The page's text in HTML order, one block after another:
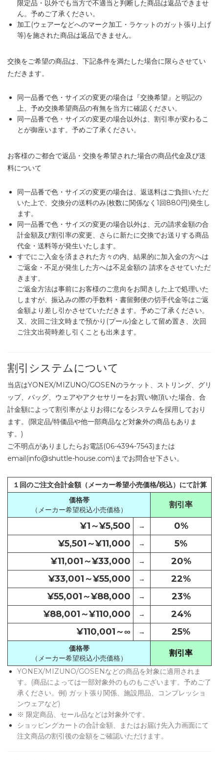
限定品・以外でも当方で不適当と判断した商品は返品できませ
ん。予めご了承ください。
加工(ウェアーなどへのマーク加工・ラケットのガット張り上げ
等)を施された商品は返品できません。
交換をご希望の商品は、下記条件を満たした場合に限らさせてい
ただきます。
同一品番で色・サイズの変更の場合は『交換希望』と明記の
上、予め交換希望商品の有無を当方に確認ください。
同一品番で色・サイズの変更の場合以外は、割引率が変わるこ
とが御座います。予めご了承ください。
お客様のご都合で返品・交換を希望された場合の商品代金及び送
料について
同一品番で色・サイズの変更の場合は、返送料はご負担いただ
いた上で、交換分の送料のみ(枚数に関係なく1回880円)発生し
ます。
同一品番で色・サイズの変更の場合以外は、元の請求金額の合
計金額及び割引率の変更、さらに新たに交換でお送りする商品
代金・送料等が発生いたします。
すでにご入金を済まされた方々の内、結果的に加入金の方へは
ご返金・不足が発生した方へは不足金額の 請求をさせていただ
きます。
ご返金方法は事前にお客様のご意向をお聞きした上で処理いた
しますが、振込みの際の手数料・書留郵便の切手代金等はご返
金額より差し引かさせていただきます。予めご了承ください。
又、次回ご注文時まで預かり(プール)金として留め置き、次回
ご注文出荷時差し引くことも出来ます。
割引システムについて
当店はYONEX/MIZUNO/GOSENのラケット、ストリング、グリ
ップ、バッグ、ウェアやアクセサリーをお買い物頂いた場合、合
計金額によって割引率がよりお得になるシステムを採用しており
ます。(限定品/特価品や他一部商品など対象外の商品もありま
す。)
ご不明点がありましたらお電話(06-4394-7543)または
email(info@shuttle-house.com)までお問合せ下さい。
１回のご注文合計金額（メーカー希望小売価格/税込）にて計算
価格帯
（メーカー希望税込小売価格）
割引率
¥1～¥5,500 →
0%
¥5,501～¥11,000
→
5%
¥11,001～¥33,000
→
20%
¥33,001～¥55,000
→
22%
¥55,001～¥88,000
→
23%
¥88,001～¥110,000
→
24%
¥110,001～∞
→ 25%
価格帯
（メーカー希望税込小売価格）
割引率
YONEX/MIZUNO/GOSENなどの商品を対象に適用されま
す。(商品によっては一部対象外のものもございます。予めご了
承ください。例) ガット張り関係、施設用品、コンプレッショ
ンウェアなど)
※ 限定商品、セール品などは対象外です。
ショッピングカートの合計金額、またはお届け先入力画面にて
注文商品の割引後の金額をご確認いただけます。